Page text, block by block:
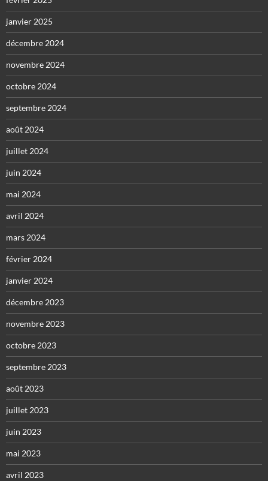
janvier 2025
décembre 2024
novembre 2024
octobre 2024
septembre 2024
août 2024
juillet 2024
juin 2024
mai 2024
avril 2024
mars 2024
février 2024
janvier 2024
décembre 2023
novembre 2023
octobre 2023
septembre 2023
août 2023
juillet 2023
juin 2023
mai 2023
avril 2023